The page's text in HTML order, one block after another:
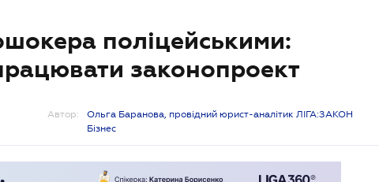
поліцейськими:
законопроект
Автор:
Ольга Баранова, провідний юрист-аналітик ЛІГА:ЗАКОН
Бізнес